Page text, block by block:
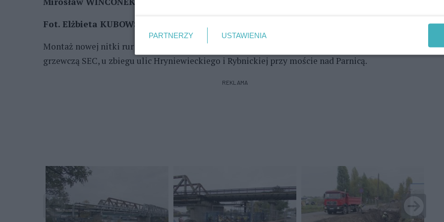
Fot. Elżbieta KUBOWSKA
Montaż nowej nitki rur ciepłociągu, podłączenia spalarni na Ostrowie Grabowskim z siecią
grzewczą SEC, u zbiegu ulic Hryniewieckiego i Rybnickiej przy moście nad Parnicą.
REKLAMA
PARTNERZY USTAWIENIA